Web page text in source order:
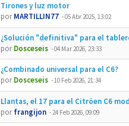
Tirones y luz motor
porMARTILLIN77 -05 Abr 2025, 13:02
¿Solución "definitiva" para el
porDosceseis -04 Mar 2026, 23:33
¿Combinado universal para el C6?
porDosceseis -10 Feb 2026, 21:34
Llantas, el 17 para el Citröen C6
porfrangijon -24 Feb 2026, 09:09